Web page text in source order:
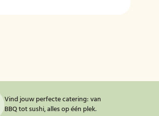
Vind jouw perfecte catering: van
BBQ tot sushi, alles op één plek.